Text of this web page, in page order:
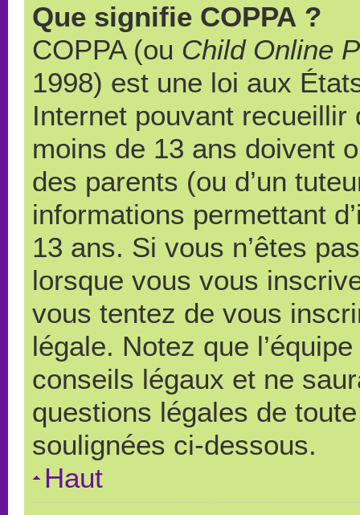
Que signifie COPPA ?
COPPA (ou Child Online
1998) est une loi aux
Internet pouvant
moins de 13 ans doivent
des parents (ou d’un
informations permettant
13 ans. Si vous n’êtes
lorsque vous vous
vous tentez de vous
légale. Notez que
conseils légaux et ne
questions légales de
soulignées ci-dessous.
Haut